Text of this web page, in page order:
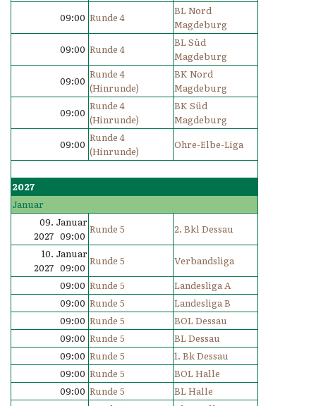
09:00 Runde 4
BL Nord
Magdeburg
09:00 Runde 4
BL Süd
Magdeburg
09:00
Runde 4
(Hinrunde)
BK Nord
Magdeburg
09:00
Runde 4
(Hinrunde)
BK Süd
Magdeburg
09:00
Runde 4
(Hinrunde)
Ohre-Elbe-Liga
2027
Januar
09. Januar
2027 09:00
Runde 5
2. Bkl Dessau
10. Januar
2027 09:00
Runde 5
Verbandsliga
09:00 Runde 5
Landesliga A
09:00 Runde 5
Landesliga B
09:00 Runde 5
BOL Dessau
09:00 Runde 5
BL Dessau
09:00 Runde 5
1. Bk Dessau
09:00 Runde 5
BOL Halle
09:00 Runde 5
BL Halle